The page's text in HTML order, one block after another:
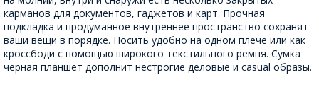
карманов для документов, гаджетов и карт. Прочная
подкладка и продуманное внутреннее пространство сохранят
ваши вещи в порядке. Носить удобно на одном плече или как
кроссбоди с помощью широкого текстильного ремня. Сумка
черная планшет дополнит нестрогие деловые и casual образы.